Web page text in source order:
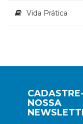
Vida Prática
NOSSA